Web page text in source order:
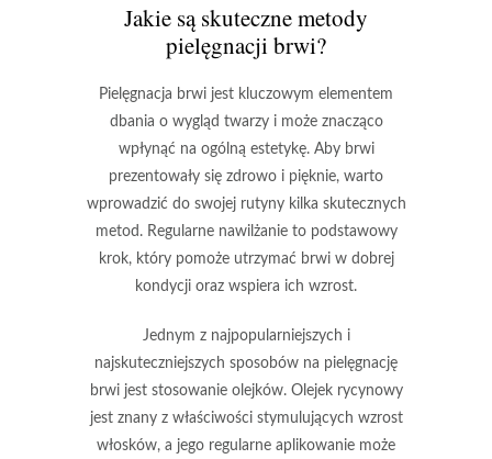
Jakie są skuteczne metody
pielęgnacji brwi?
Pielęgnacja brwi jest kluczowym elementem
dbania o wygląd twarzy i może znacząco
wpłynąć na ogólną estetykę. Aby brwi
prezentowały się zdrowo i pięknie, warto
wprowadzić do swojej rutyny kilka skutecznych
metod. Regularne nawilżanie to podstawowy
krok, który pomoże utrzymać brwi w dobrej
kondycji oraz wspiera ich wzrost.
Jednym z najpopularniejszych i
najskuteczniejszych sposobów na pielęgnację
brwi jest stosowanie olejków. Olejek rycynowy
jest znany z właściwości stymulujących wzrost
włosków, a jego regularne aplikowanie może